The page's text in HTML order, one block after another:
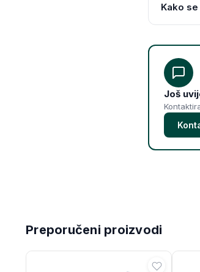
Kako
Još
Preporučeni proizvodi